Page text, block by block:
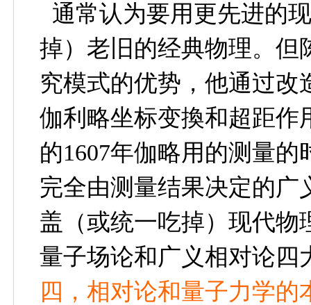
通常认为要用更先进的
掉）老旧的经典物理。但
究模式的优势，他通过改
伽利略坐标变換和超距作
的1607年伽略用的测量的
完全由测量结果决定的广
盖（或统一吃掉）现代物
量子场论和广义相对论四
四，相对论和量子力学的